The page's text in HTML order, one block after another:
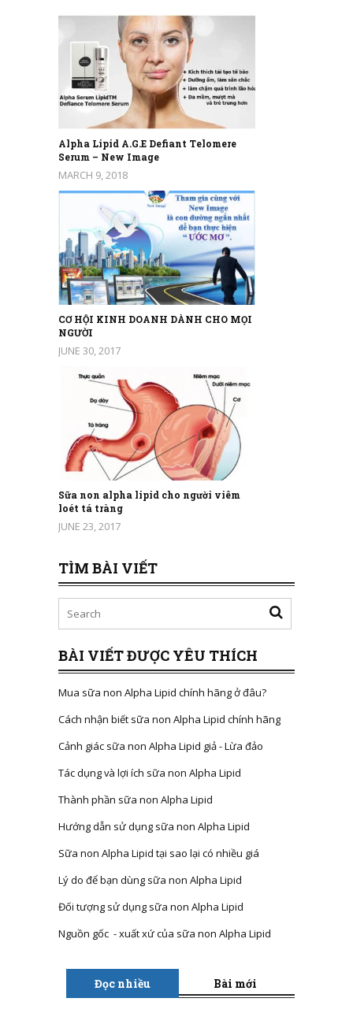
Alpha Lipid A.G.E Defiant Telomere
Serum – New Image
MARCH 9, 2018
CƠ HỘI KINH DOANH DÀNH CHO MỌI
NGƯỜI
JUNE 30, 2017
Sữa non alpha lipid cho người viêm
loét tá tràng
JUNE 23, 2017
TÌM BÀI VIẾT
BÀI VIẾT ĐƯỢC YÊU THÍCH
Mua sữa non Alpha Lipid chính hãng ở đâu?
Cách nhận biết sữa non Alpha Lipid chính hãng
Cảnh giác sữa non Alpha Lipid giả - Lừa đảo
Tác dụng và lợi ích sữa non Alpha Lipid
Thành phần sữa non Alpha Lipid
Hướng dẫn sử dụng sữa non Alpha Lipid
Sữa non Alpha Lipid tại sao lại có nhiều giá
Lý do để bạn dùng sữa non Alpha Lipid
Đối tượng sử dụng sữa non Alpha Lipid
Nguồn gốc - xuất xứ của sữa non Alpha Lipid
Đọc nhiều Bài mới